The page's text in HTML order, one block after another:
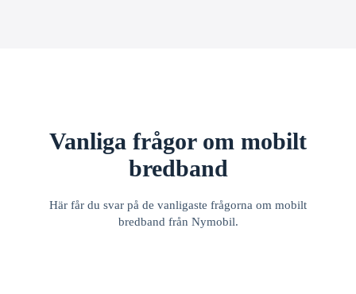
Vanliga frågor om mobilt
bredband
Här får du svar på de vanligaste frågorna om mobilt
bredband från Nymobil.